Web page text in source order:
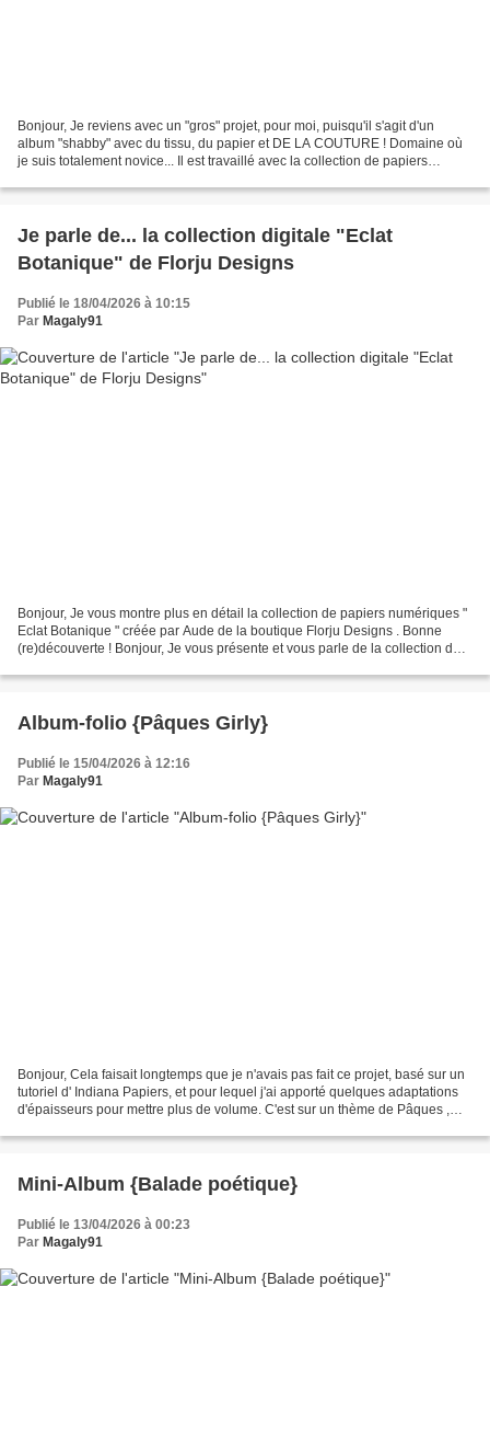
Bonjour, Je reviens avec un "gros" projet, pour moi, puisqu'il s'agit d'un
album "shabby" avec du tissu, du papier et DE LA COUTURE ! Domaine où
je suis totalement novice... Il est travaillé avec la collection de papiers
Je parle de... la collection digitale "Eclat
Botanique" de Florju Designs
Publié le 18/04/2026 à 10:15
Par Magaly91
Bonjour, Je vous montre plus en détail la collection de papiers numériques "
Eclat Botanique " créée par Aude de la boutique Florju Designs . Bonne
(re)découverte ! Bonjour, Je vous présente et vous parle de la collection de
Album-folio {Pâques Girly}
Publié le 15/04/2026 à 12:16
Par Magaly91
Bonjour, Cela faisait longtemps que je n'avais pas fait ce projet, basé sur un
tutoriel d' Indiana Papiers, et pour lequel j'ai apporté quelques adaptations
d'épaisseurs pour mettre plus de volume. C'est sur un thème de Pâques ,
Mini-Album {Balade poétique}
Publié le 13/04/2026 à 00:23
Par Magaly91